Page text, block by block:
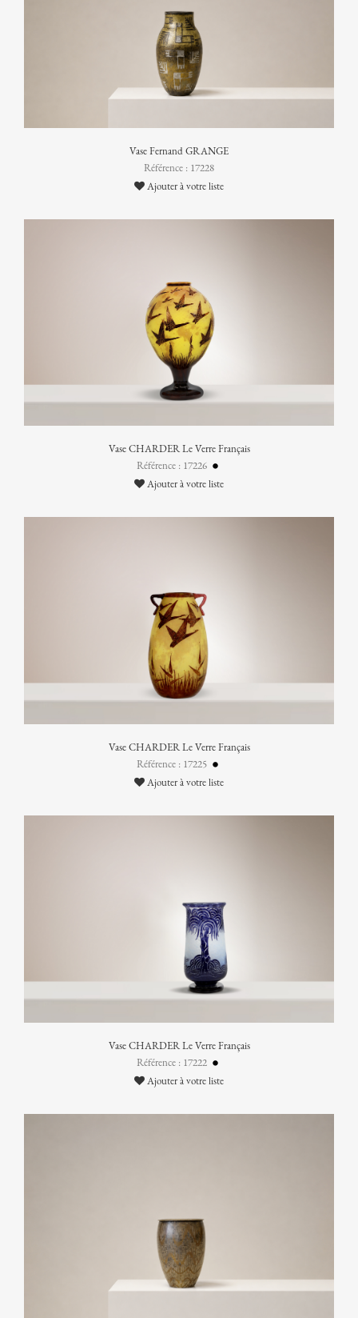
Vase Fernand GRANGE
Référence : 17228
Ajouter à votre liste
Vase CHARDER Le Verre Français
Référence : 17226
Ajouter à votre liste
Vase CHARDER Le Verre Français
Référence : 17225
Ajouter à votre liste
Vase CHARDER Le Verre Français
Référence : 17222
Ajouter à votre liste